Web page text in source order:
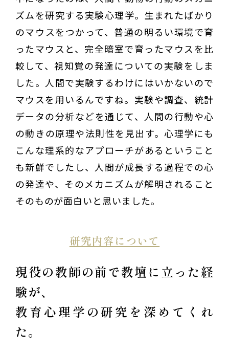
ズムを研究する実験心理学。生まれたばかり
のマウスをつかって、普通の明るい環境で育
ったマウスと、完全暗室で育ったマウスを比
較して、視知覚の発達についての実験をしま
した。人間で実験するわけにはいかないので
マウスを用いるんですね。実験や調査、統計
データの分析などを通じて、人間の行動や心
の動きの原理や法則性を見出す。心理学にも
こんな理系的なアプローチがあるということ
も新鮮でしたし、人間が成長する過程での心
の発達や、そのメカニズムが解明されること
そのものが面白いと思いました。
研究内容について
現役の教師の前で教壇に立った経
験が、
教育心理学の研究を深めてくれ
た。